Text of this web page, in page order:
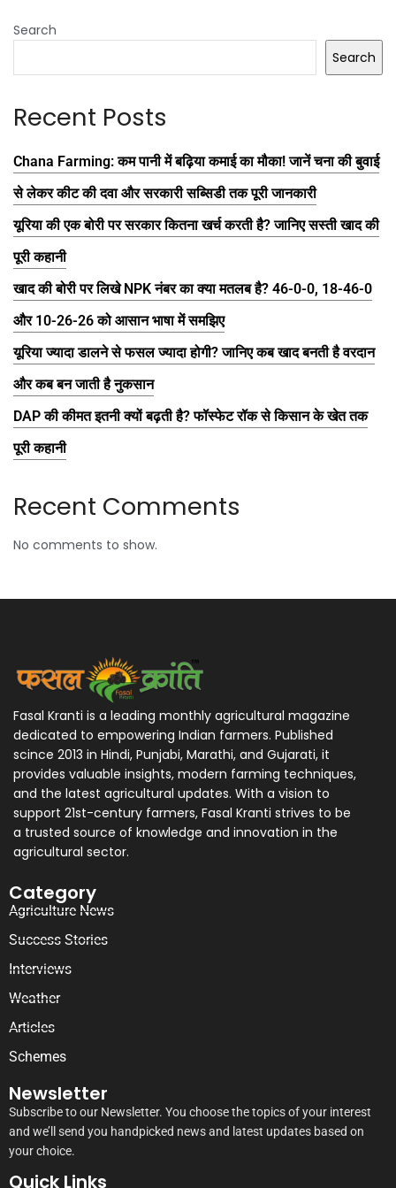
Search
Search
Recent Posts
Chana Farming: कम पानी में बढ़िया कमाई का मौका! जानें चना की बुवाई
से लेकर कीट की दवा और सरकारी सब्सिडी तक पूरी जानकारी
यूरिया की एक बोरी पर सरकार कितना खर्च करती है? जानिए सस्ती खाद की
पूरी कहानी
खाद की बोरी पर लिखे NPK नंबर का क्या मतलब है? 46-0-0, 18-46-0
और 10-26-26 को आसान भाषा में समझिए
यूरिया ज्यादा डालने से फसल ज्यादा होगी? जानिए कब खाद बनती है वरदान
और कब बन जाती है नुकसान
DAP की कीमत इतनी क्यों बढ़ती है? फॉस्फेट रॉक से किसान के खेत तक
पूरी कहानी
Recent Comments
No comments to show.
Fasal Kranti is a leading monthly agricultural magazine
dedicated to empowering Indian farmers. Published
scince 2013 in Hindi, Punjabi, Marathi, and Gujarati, it
provides valuable insights, modern farming techniques,
and the latest agricultural updates. With a vision to
support 21st-century farmers, Fasal Kranti strives to be
a trusted source of knowledge and innovation in the
agricultural sector.
Category
Agriculture News
Success Stories
Interviews
Weather
Articles
Schemes
Newsletter
Subscribe to our Newsletter. You choose the topics of your interest
and we’ll send you handpicked news and latest updates based on
your choice.
Quick Links